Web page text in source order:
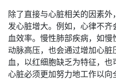
除了直接与心脏相关的因素
发心脏增大。例如，心律不
血效率。慢性肺部疾病，如
动脉高压，也会通过增加心
血，以红细胞缺乏为特征，
心脏必须更加努力地工作以向